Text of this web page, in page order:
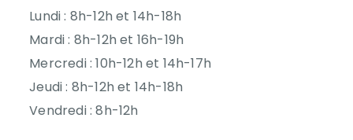
Lundi : 8h-12h et 14h-18h
Mardi : 8h-12h et 16h-19h
Mercredi :10h-12h et 14h-17h
Jeudi : 8h-12h et 14h-18h
Vendredi :8h-12h